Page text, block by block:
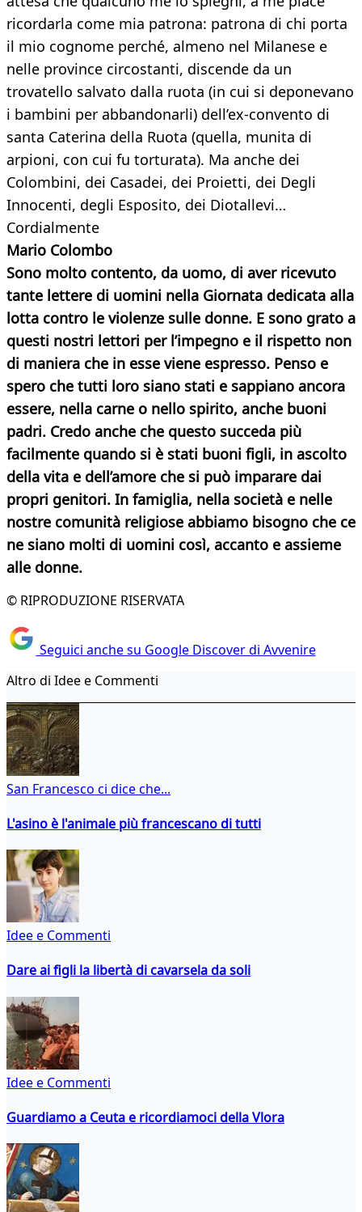
ricordarla come mia patrona: patrona di chi porta
il mio cognome perché, almeno nel Milanese e
nelle province circostanti, discende da un
trovatello salvato dalla ruota (in cui si deponevano
i bambini per abbandonarli) dell’ex-convento di
santa Caterina della Ruota (quella, munita di
arpioni, con cui fu torturata). Ma anche dei
Colombini, dei Casadei, dei Proietti, dei Degli
Innocenti, degli Esposito, dei Diotallevi…
Cordialmente
Mario Colombo
Sono molto contento, da uomo, di aver ricevuto
tante lettere di uomini nella Giornata dedicata alla
lotta contro le violenze sulle donne. E sono grato a
questi nostri lettori per l’impegno e il rispetto non
di maniera che in esse viene espresso. Penso e
spero che tutti loro siano stati e sappiano ancora
essere, nella carne o nello spirito, anche buoni
padri. Credo anche che questo succeda più
facilmente quando si è stati buoni figli, in ascolto
della vita e dell’amore che si può imparare dai
propri genitori. In famiglia, nella società e nelle
nostre comunità religiose abbiamo bisogno che ce
ne siano molti di uomini così, accanto e assieme
alle donne.
© RIPRODUZIONE RISERVATA
Seguici anche su Google Discover di Avvenire
Altro di Idee e Commenti
San Francesco ci dice che...
L'asino è l'animale più francescano di tutti
Idee e Commenti
Dare ai figli la libertà di cavarsela da soli
Idee e Commenti
Guardiamo a Ceuta e ricordiamoci della Vlora